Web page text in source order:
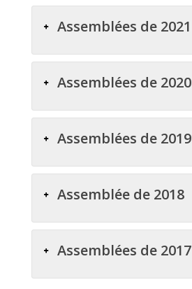
Assemblées de 2021
Assemblées de 2020
Assemblées de 2019
Assemblée de 2018
Assemblées de 2017